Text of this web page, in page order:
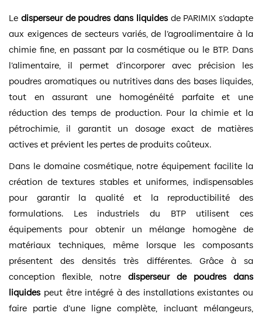
Le disperseur de poudres dans liquidesde PARIMIX s’adapte
aux exigences de secteurs variés, de l’agroalimentaire à la
chimie fine, en passant par la cosmétique ou le BTP. Dans
l’alimentaire, il permet d’incorporer avec précision les
poudres aromatiques ou nutritives dans des bases liquides,
tout en assurant une homogénéité parfaite et une
réduction des temps de production. Pour la chimie et la
pétrochimie, il garantit un dosage exact de matières
actives et prévient les pertes de produits coûteux.
Dans le domaine cosmétique, notre équipement facilite la
création de textures stables et uniformes, indispensables
pour garantir la qualité et la reproductibilité des
formulations. Les industriels du BTP utilisent ces
équipements pour obtenir un mélange homogène de
matériaux techniques, même lorsque les composants
présentent des densités très différentes. Grâce à sa
conception flexible, notre disperseur de poudres dans
liquidespeut être intégré à des installations existantes ou
faire partie d’une ligne complète, incluant mélangeurs,